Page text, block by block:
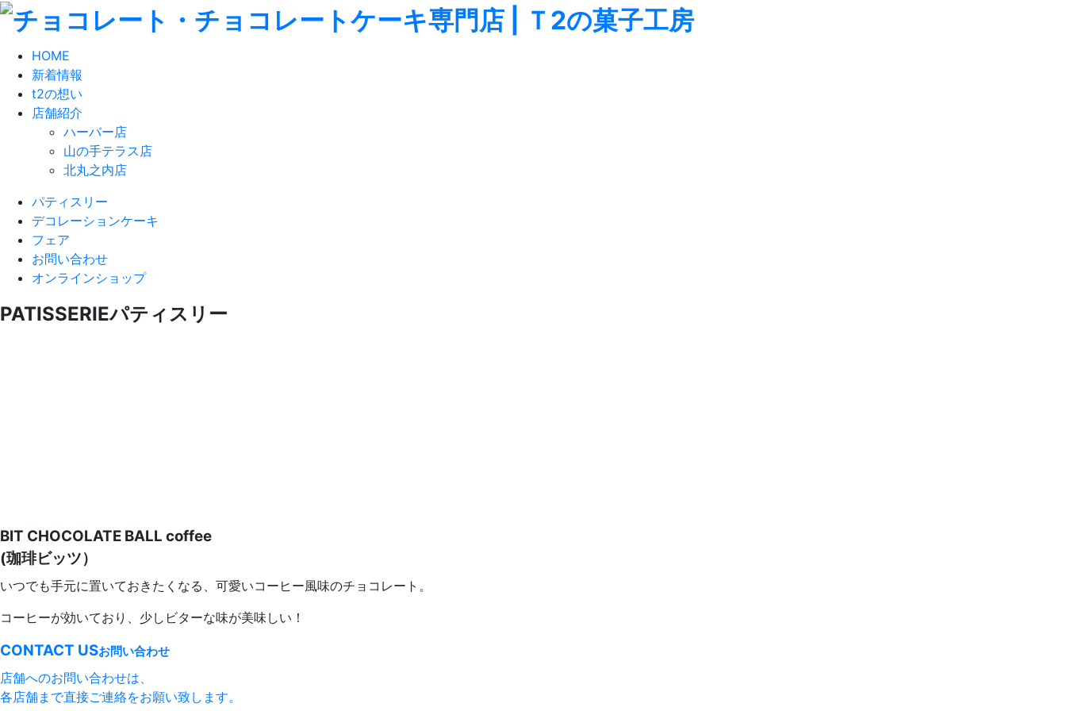
HOME
新着情報
t2の想い
店舗紹介
ハーバー店
山の手テラス店
北丸之内店
パティスリー
デコレーションケーキ
フェア
お問い合わせ
オンラインショップ
PATISSERIEパティスリー
BIT CHOCOLATE BALL coffee
(珈琲ビッツ）
いつでも手元に置いておきたくなる、可愛いコーヒー風味のチョコレート。
コーヒーが効いており、少しビターな味が美味しい！
CONTACT USお問い合わせ
店舗へのお問い合わせは、
各店舗まで直接ご連絡をお願い致します。